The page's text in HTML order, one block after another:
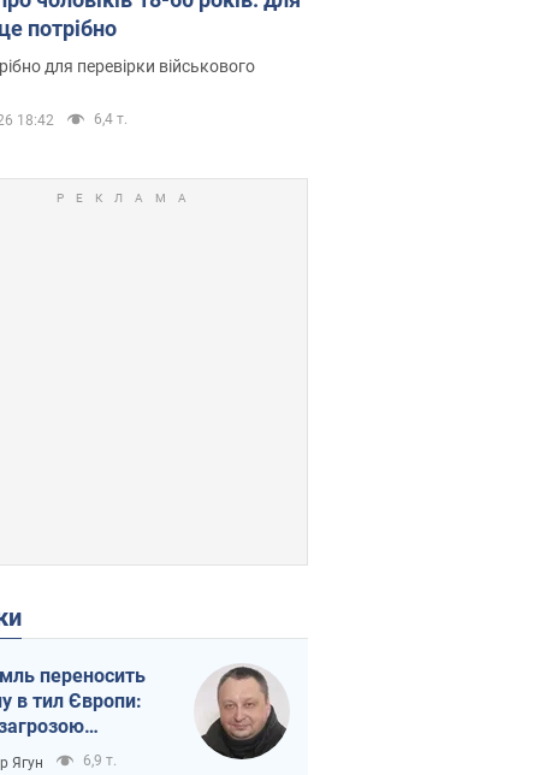
потрібно
для перевірки військового
18:42 6,4 т.
переносить
в тил Європи:
логістика
Ягун 6,9 т.